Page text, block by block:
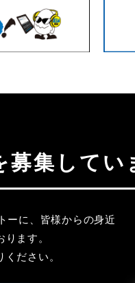
募集してい
ーに、皆様からの身近
ます。
ださい。